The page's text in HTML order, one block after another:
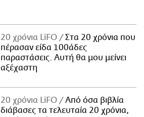
20 χρόνια LiFO
Στα 20 χρόνια που
πέρασαν είδα 100άδες
παραστάσεις. Αυτή θα μου μείνει
αξέχαστη
20 χρόνια LiFO
Από όσα βιβλία
διάβασες τα τελευταία 20 χρόνια,